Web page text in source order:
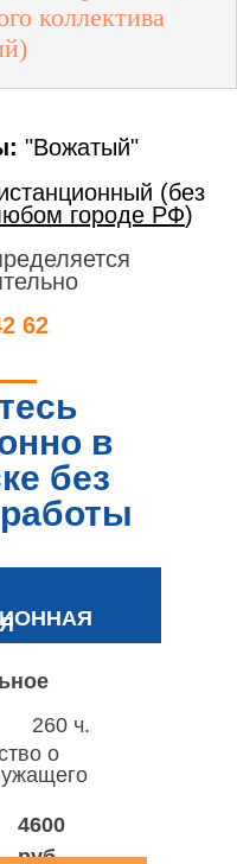
коллектива
"Вожатый"
(без
городе РФ)
62
в
без
о
260 ч.
4600
руб.